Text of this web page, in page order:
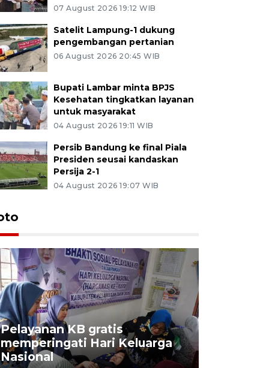
07 August 2026 19:12 WIB
Satelit Lampung-1 dukung
pengembangan pertanian
06 August 2026 20:45 WIB
Bupati Lambar minta BPJS
Kesehatan tingkatkan layanan
untuk masyarakat
04 August 2026 19:11 WIB
Persib Bandung ke final Piala
Presiden seusai kandaskan
Persija 2-1
04 August 2026 19:07 WIB
Pelayanan KB gratis
memperingati Hari Keluarga
Nasional